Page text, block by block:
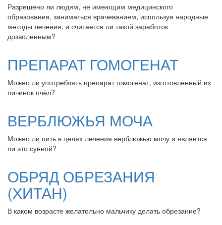
Разрешено ли людям, не имеющим медицинского
образования, заниматься врачеванием, используя народные
методы лечения, и считается ли такой заработок
дозволенным?
ПРЕПАРАТ ГОМОГЕНАТ
Можно ли употреблять препарат гомогенат, изготовленный из
личинок пчёл?
ВЕРБЛЮЖЬЯ МОЧА
Можно ли пить в целях лечения верблюжью мочу и является
ли это сунной?
ОБРЯД ОБРЕЗАНИЯ
(ХИТАН)
В каком возрасте желательно мальчику делать обрезание?